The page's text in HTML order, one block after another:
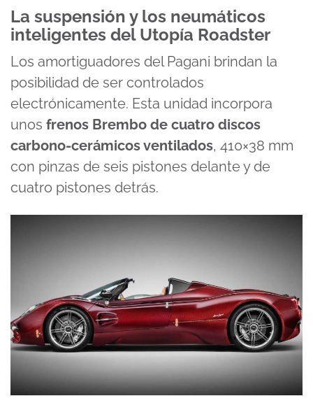
La suspensión y los neumáticos
inteligentes del Utopía Roadster
Los amortiguadores del Pagani brindan la
posibilidad de ser controlados
electrónicamente. Esta unidad incorpora
unos frenos Brembo de cuatro discos
carbono-cerámicos ventilados, 410×38 mm
con pinzas de seis pistones delante y de
cuatro pistones detrás.